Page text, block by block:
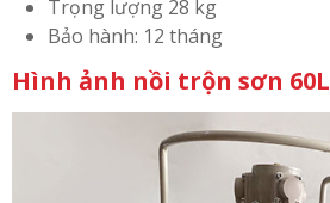
Trọng lượng 28 kg
Bảo hành: 12 tháng
Hình ảnh nồi trộn sơn 60L